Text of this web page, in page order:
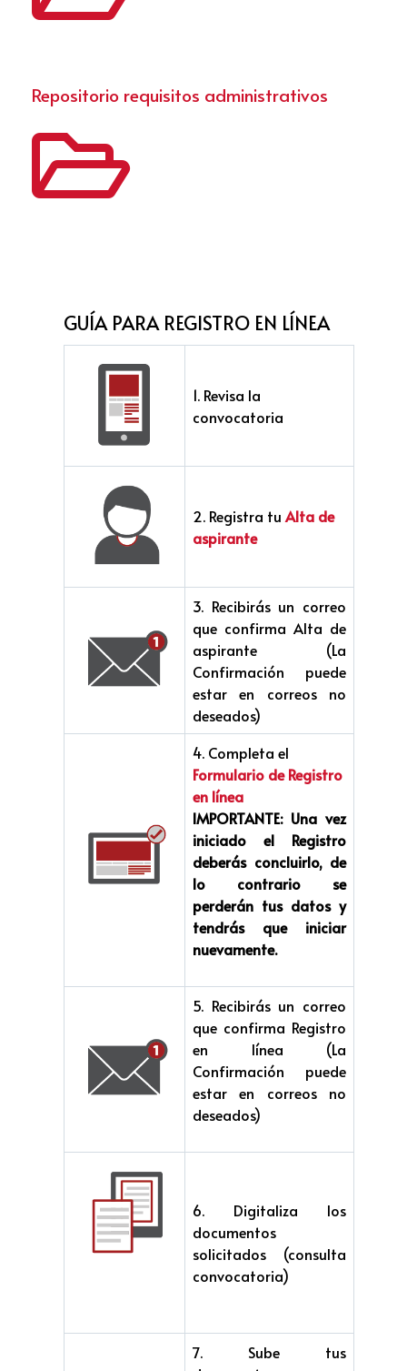
Repositorio requisitos administrativos
GUÍA PARA REGISTRO EN LÍNEA
1. Revisa la
convocatoria
2. Registra tu Alta de
aspirante
3. Recibirás un correo
que confirma Alta de
aspirante (La
Confirmación puede
estar en correos no
deseados)
4. Completa el
Formulario de Registro
en línea
IMPORTANTE: Una vez
iniciado el Registro
deberás concluirlo, de
lo contrario se
perderán tus datos y
tendrás que iniciar
nuevamente.
5. Recibirás un correo
que confirma Registro
en línea (La
Confirmación puede
estar en correos no
deseados)
6. Digitaliza los
documentos
solicitados (consulta
convocatoria)
7. Sube tus